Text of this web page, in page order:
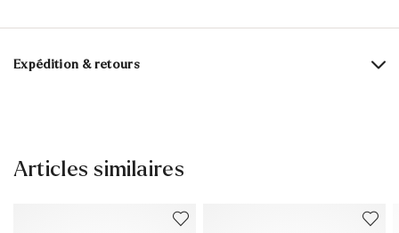
Taille de production: Tailles britanniques
Dessus:
Semelle:
Expédition & retours
seulement
Service client - Formulaire de contact
Articles similaires